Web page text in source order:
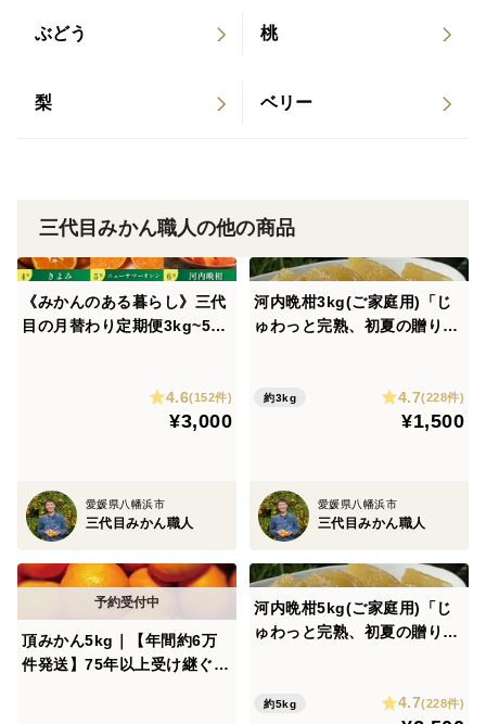
ぶどう 桃
梨 ベリー
三代目みかん職人の他の商品
《みかんのある暮らし》三代
目の月替わり定期便3kg~5kg
4.6(152件)
¥3,000
愛媛県八幡浜市
三代目みかん職人
河内晩柑3kg(ご家庭用)「じ
ゅわっと完熟、初夏の贈り
約3kg 4.7(228件)
¥1,500
愛媛県八幡浜市
三代目みかん職人
頂みかん5kg｜【年間約6万
件発送】75年以上受け継ぐ、
河内晩柑5kg(ご家庭用)「じ
ゅわっと完熟、初夏の贈り
約5kg 4.7(228件)